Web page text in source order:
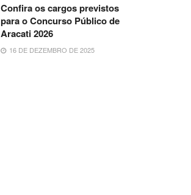
Confira os cargos previstos
para o Concurso Público de
Aracati 2026
16 DE DEZEMBRO DE 2025